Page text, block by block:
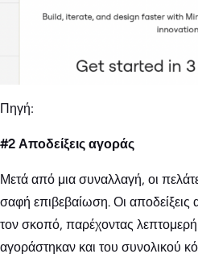
Πηγή:
#2 Αποδείξεις αγοράς
Μετά από μια συναλλαγή, οι
σαφή επιβεβαίωση. Οι
τον σκοπό, παρέχοντας
αγοράστηκαν και του συνολικού